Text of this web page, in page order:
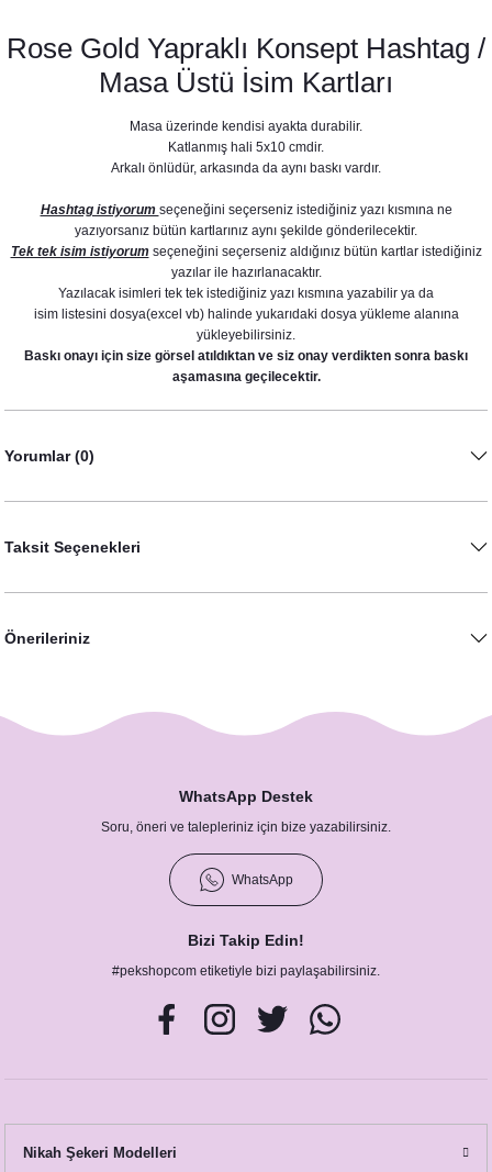
Rose Gold Yapraklı Konsept Karşılama Panosu
890,00 TL
8,75 TL
Rose Gold Yapraklı Konsept Masa Numara Kartı
23,00 TL
Rose Gold Yapraklı Konsept Hashtag /
Masa Üstü İsim Kartları
Masa üzerinde kendisi ayakta durabilir.
Katlanmış hali 5x10 cmdir.
Arkalı önlüdür, arkasında da aynı baskı vardır.
Hashtag istiyorum seçeneğini seçerseniz istediğiniz yazı kısmına ne
yazıyorsanız bütün kartlarınız aynı şekilde gönderilecektir.
Tek tek isim istiyorumseçeneğini seçerseniz aldığınız bütün kartlar istediğiniz
yazılar ile hazırlanacaktır.
Yazılacak isimleri tek tek istediğiniz yazı kısmına yazabilir ya da
isim listesini dosya(excel vb) halinde yukarıdaki dosya yükleme alanına
yükleyebilirsiniz.
Baskı onayı için size görsel atıldıktan ve siz onay verdikten sonra baskı
aşamasına geçilecektir.
Yorumlar (0)
Taksit Seçenekleri
Önerileriniz
WhatsApp Destek
Soru, öneri ve talepleriniz için bize yazabilirsiniz.
WhatsApp
Bizi Takip Edin!
#pekshopcom etiketiyle bizi paylaşabilirsiniz.
Nikah Şekeri Modelleri